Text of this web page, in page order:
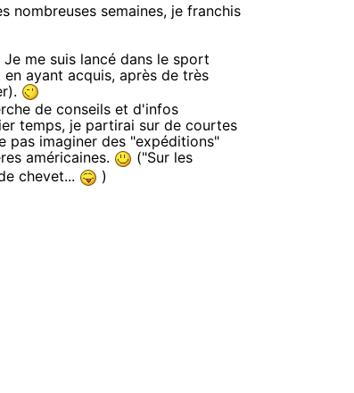
nombreuses semaines, je franchis
me suis lancé dans le sport
ayant acquis, après de très
de conseils et d'infos
temps, je partirai sur de courtes
pas imaginer des "expéditions"
américaines.
("Sur les
chevet...
)